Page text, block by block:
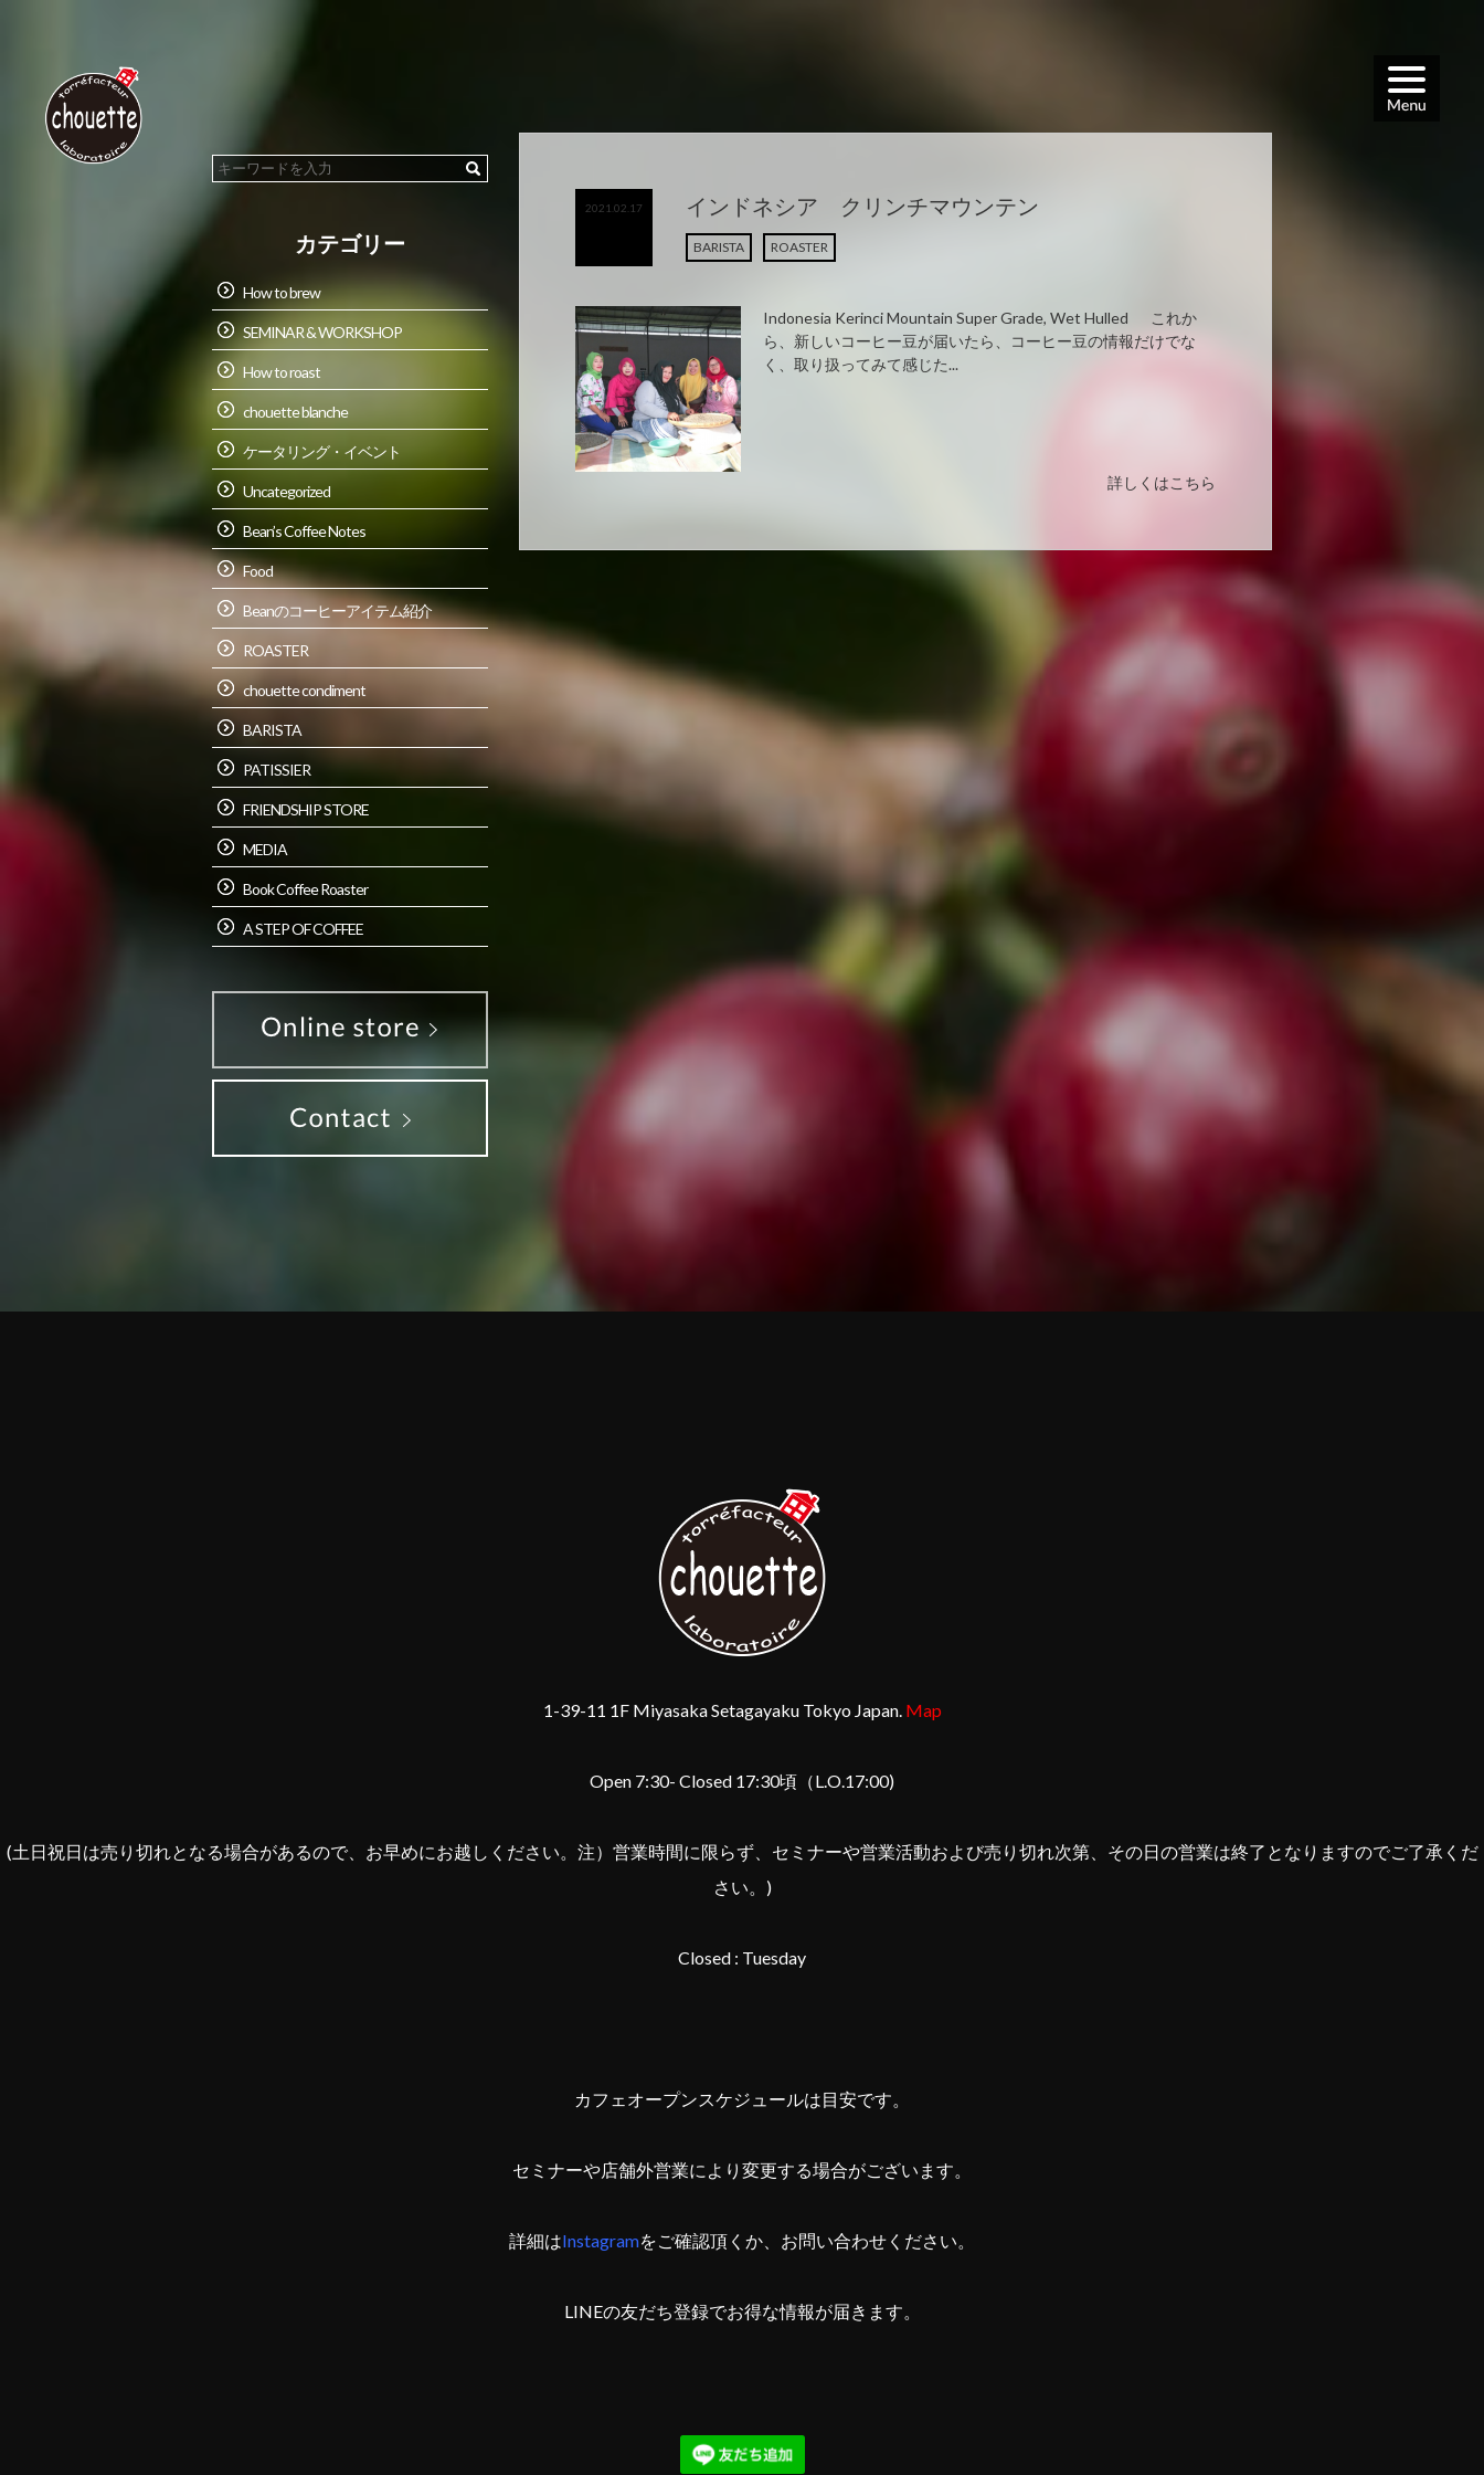
2021.02.17 インドネシア クリンチマウンテン
BARISTA ROASTER
Indonesia Kerinci Mountain Super Grade, Wet Hulled これか
ら、新しいコーヒー豆が届いたら、コーヒー豆の情報だけでな
く、取り扱ってみて感じた...
詳しくはこちら
カテゴリー
How to brew
SEMINAR & WORKSHOP
How to roast
chouette blanche
ケータリング・イベント
Uncategorized
Bean’s Coffee Notes
Food
Beanのコーヒーアイテム紹介
ROASTER
chouette condiment
BARISTA
PATISSIER
FRIENDSHIP STORE
MEDIA
Book Coffee Roaster
A STEP OF COFFEE
1-39-11 1F Miyasaka Setagayaku Tokyo Japan. Map
Open 7:30- Closed 17:30頃（L.O.17:00)
(土日祝日は売り切れとなる場合があるので、お早めにお越しください。注）営業時間に限らず、セミナーや営業活動および売り切れ次第、その日の営業は終了となりますのでご了承くだ
さい。)
Closed : Tuesday
カフェオープンスケジュールは目安です。
セミナーや店舗外営業により変更する場合がございます。
詳細はInstagramをご確認頂くか、お問い合わせください。
LINEの友だち登録でお得な情報が届きます。